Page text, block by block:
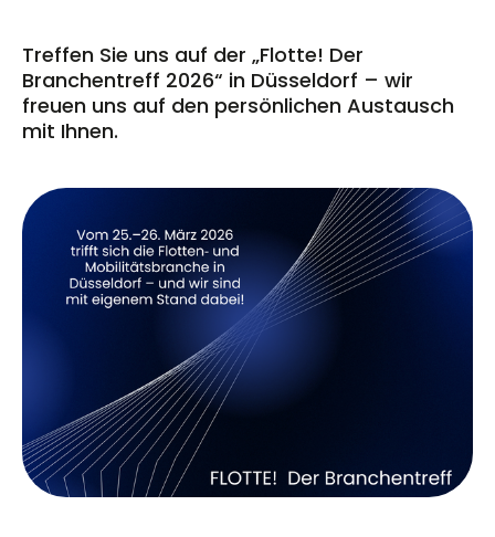
Treffen Sie uns auf der „Flotte! Der
Branchentreff 2026“ in Düsseldorf – wir
freuen uns auf den persönlichen Austausch
mit Ihnen.